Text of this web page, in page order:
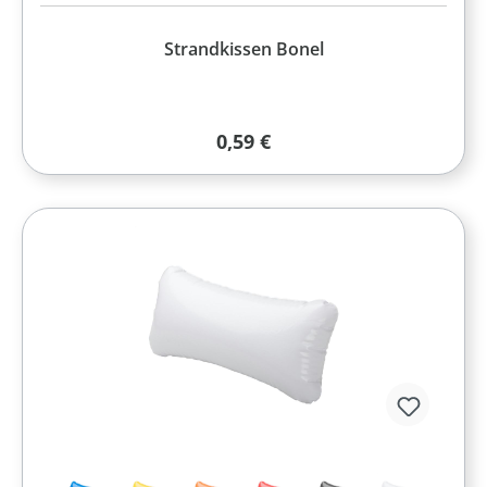
Strandkissen Bonel
Regulärer Preis:
0,59 €